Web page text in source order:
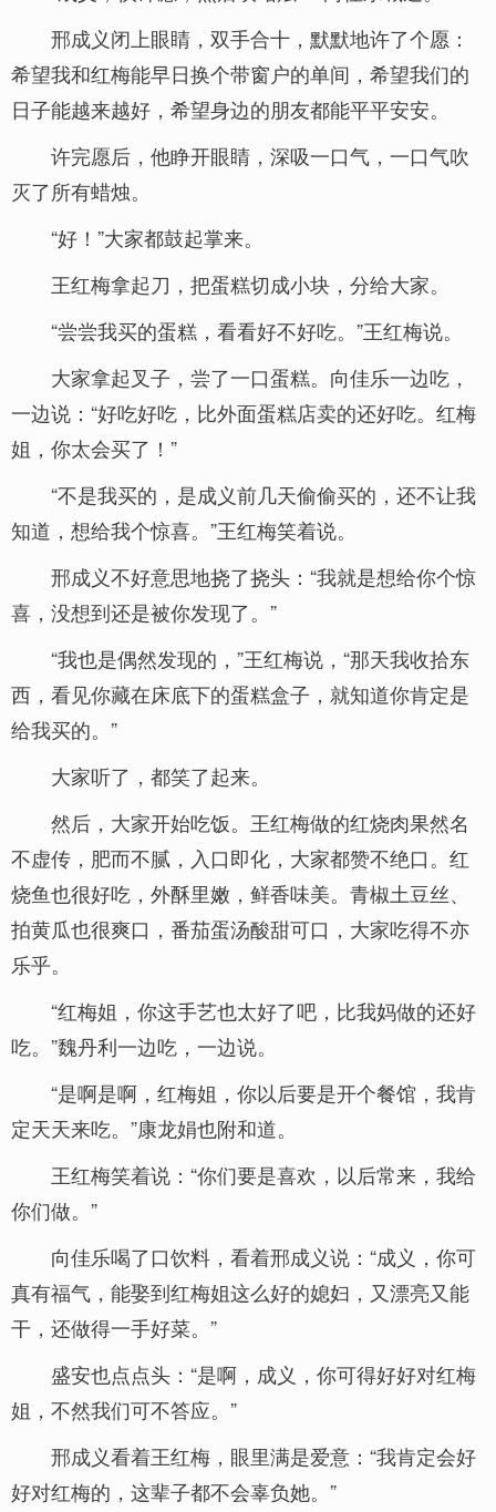
邢成义闭上眼睛，双手合十，默默地许了个愿：
希望我和红梅能早日换个带窗户的单间，希望我们的
日子能越来越好，希望身边的朋友都能平平安安。
许完愿后，他睁开眼睛，深吸一口气，一口气吹
灭了所有蜡烛。
“好！”大家都鼓起掌来。
王红梅拿起刀，把蛋糕切成小块，分给大家。
“尝尝我买的蛋糕，看看好不好吃。”王红梅说。
大家拿起叉子，尝了一口蛋糕。向佳乐一边吃，
一边说：“好吃好吃，比外面蛋糕店卖的还好吃。红梅
姐，你太会买了！”
“不是我买的，是成义前几天偷偷买的，还不让我
知道，想给我个惊喜。”王红梅笑着说。
邢成义不好意思地挠了挠头：“我就是想给你个惊
喜，没想到还是被你发现了。”
“我也是偶然发现的，”王红梅说，“那天我收拾东
西，看见你藏在床底下的蛋糕盒子，就知道你肯定是
给我买的。”
大家听了，都笑了起来。
然后，大家开始吃饭。王红梅做的红烧肉果然名
不虚传，肥而不腻，入口即化，大家都赞不绝口。红
烧鱼也很好吃，外酥里嫩，鲜香味美。青椒土豆丝、
拍黄瓜也很爽口，番茄蛋汤酸甜可口，大家吃得不亦
乐乎。
“红梅姐，你这手艺也太好了吧，比我妈做的还好
吃。”魏丹利一边吃，一边说。
“是啊是啊，红梅姐，你以后要是开个餐馆，我肯
定天天来吃。”康龙娟也附和道。
王红梅笑着说：“你们要是喜欢，以后常来，我给
你们做。”
向佳乐喝了口饮料，看着邢成义说：“成义，你可
真有福气，能娶到红梅姐这么好的媳妇，又漂亮又能
干，还做得一手好菜。”
盛安也点点头：“是啊，成义，你可得好好对红梅
姐，不然我们可不答应。”
邢成义看着王红梅，眼里满是爱意：“我肯定会好
好对红梅的，这辈子都不会辜负她。”